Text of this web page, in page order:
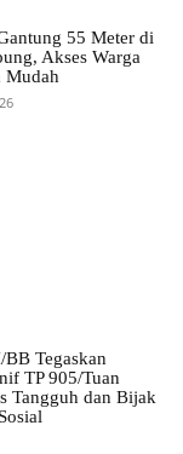
55 Meter di
Akses Warga
BB Tegaskan
TP 905/Tuan
Tangguh dan Bijak